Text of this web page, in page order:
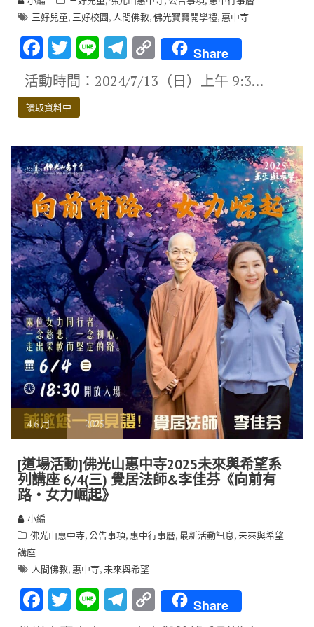
三好兒童, 三好校園, 人間佛教,佛光寶寶開學禮, 惠中寺
F
ac
e
b
o
k
T
w
it
te
Li
n
e
T
el
e
m
C
o
p
n
k
Share
活動時間：2024/7/13（日）上午 9:3…
讀取資料中
46 月 2025
[道場活動]佛光山惠中寺2025未來與希望系
列講座 6/4(三) 覺居法師&李佳芬《向前有
路‧女力崛起》
小編
佛光山惠中寺,公告事項, 惠中行事曆,最新活動訊息,未來與希望
講座
人間佛教, 惠中寺,未來與希望
F T Li T C Share